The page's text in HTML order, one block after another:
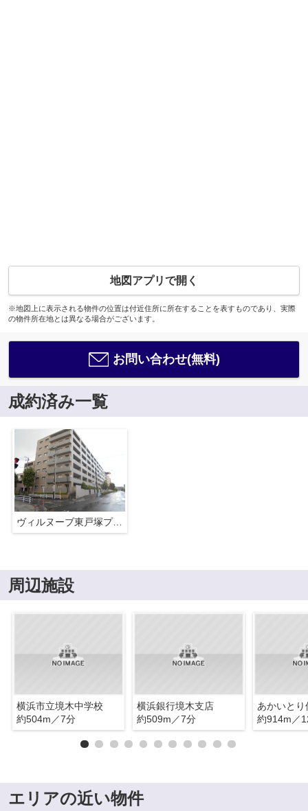
地図アプリで開く
※地図上に表示される物件の位置は付近住所に所在することを表すものであり、実際
の物件所在地とは異なる場合がございます。
お問い合わせ(無料)
成約済み一覧
ヴィルヌーブ東戸塚プレジール
周辺施設
横浜市立境木中学校
約504m／7分
横浜銀行境木支店
約509m／7分
あかいとり
約914m／
エリアの近い物件